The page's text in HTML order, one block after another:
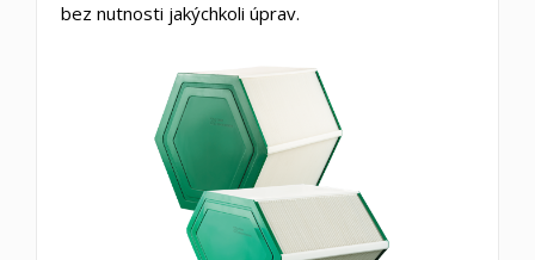
bez nutnosti jakýchkoli úprav.